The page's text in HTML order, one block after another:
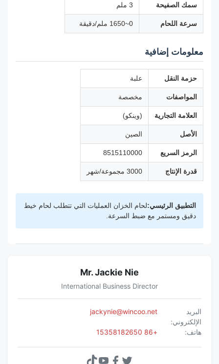
سمك الصفيحة 3 ملم
سرعة اللحام 0~1650 ملم/دقيقة
معلومات إضافية
حزمة النقل علبة
المواصفات مخصصة
العلامة التجارية (وينكو)
الأصل الصين
الرمز السريع 8515110000
قدرة الإنتاج 3000 مجموعة/شهر
التطبيق الرئيسي:لحام الخزان العمليات التي تتطلب لحام خيط
دقيق ومستمر مع ضبط السرعة.
Mr. Jackie Nie
International Business Director
البريد
الإلكتروني:
jackynie@wincoo.net
هاتف: +86 15358182650